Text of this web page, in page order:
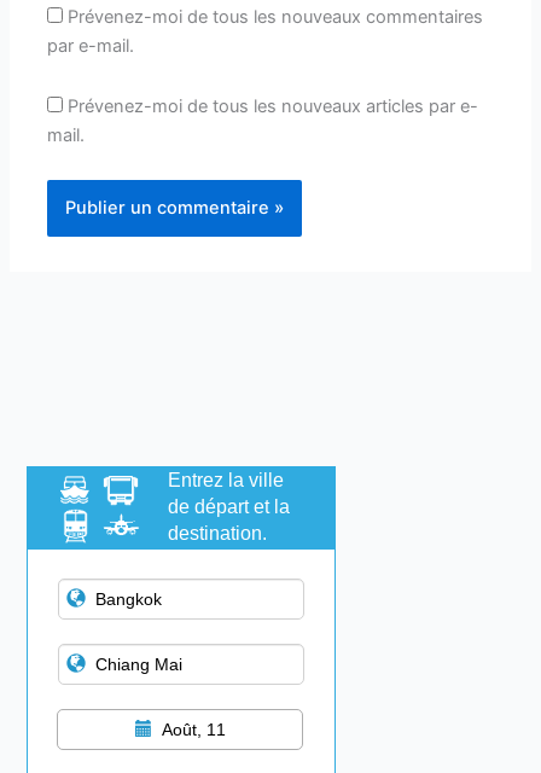
Prévenez-moi de tous les nouveaux commentaires
par e-mail.
Prévenez-moi de tous les nouveaux articles par e-
mail.
Entrez la ville
de départ et la
destination.
Août, 11